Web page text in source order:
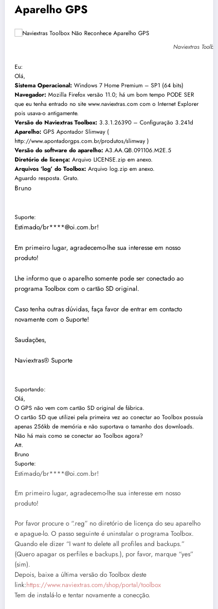
Aparelho GPS
Naviextras
Eu:
Olá,
Sistema Operacional: Windows 7 Home Premium – SP1 (64 bits)
Navegador: Mozilla Firefox versão 11.0; há um bom tempo PODE SER
que eu tenha entrado no site www.naviextras.com com o Internet Explorer
pois usava-o antigamente.
Versão do Naviextras Toolbox: 3.3.1.26390 – Configuração 3.241d
Aparelho: GPS Apontador Slimway (
http://www.apontadorgps.com.br/produtos/slimway )
Versão do software do aparelho: A3.AA.QB.091106.M2E.5
Diretório de licença: Arquivo LICENSE.zip em anexo.
Arquivos ‘log’ do Toolbox: Arquivo log.zip em anexo.
Aguardo resposta. Grato.
Bruno
Suporte:
Estimado/br****@oi.com.br!
Em primeiro lugar, agradecemo-lhe sua interesse em nosso
produto!
Lhe informo que o aparelho somente pode ser conectado ao
programa Toolbox com o cartão SD original.
Caso tenha outras dúvidas, faça favor de entrar em contacto
novamente com o Suporte!
Saudações,
Naviextras® Suporte
Suportando:
Olá,
O GPS não vem com cartão SD original de fábrica.
O cartão SD que utilizei pela primeira vez ao conectar ao Toolbox possuía
apenas 256kb de memória e não suportava o tamanho dos downloads.
Não há mais como se conectar ao Toolbox agora?
Att.
Bruno
Suporte:
Estimado/br****@oi.com.br!
Em primeiro lugar, agradecemo-lhe sua interesse em nosso
produto!
Por favor procure o “.reg” no diretório de licença do seu aparelho
e apague-lo. O passo seguinte é uninstalar o programa Toolbox.
Quando ele dizer “I want to delete all profiles and backups.”
(Quero apagar os perfiles e backups.), por favor, marque “yes”
(sim).
Depois, baixe a última versão do Toolbox deste
link:https://www.naviextras.com/shop/portal/toolbox
Tem de instalá-lo e tentar novamente a conecção.